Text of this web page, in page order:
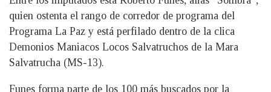
quien ostenta el rango de corredor de programa del
Programa La Paz y está perfilado dentro de la clica
Demonios Maniacos Locos Salvatruchos de la Mara
Salvatrucha (MS-13).
Funes forma parte de los 100 más buscados por la